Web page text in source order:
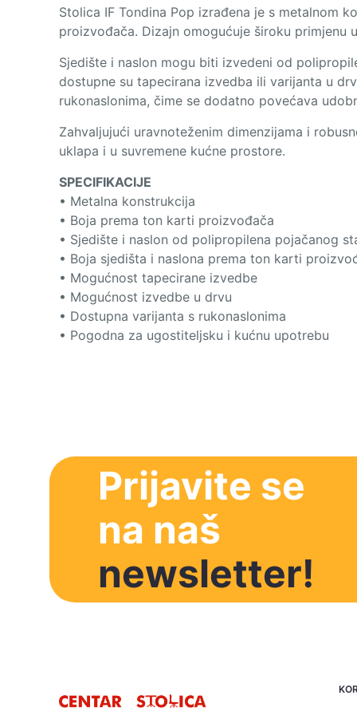
Stolica IF Tondina Pop izrađena je s metalnom
proizvođača. Dizajn omogućuje široku primjenu
Sjedište i naslon mogu biti izvedeni od
dostupne su tapecirana izvedba ili varijanta u
rukonaslonima, čime se dodatno povećava
Zahvaljujući uravnoteženim dimenzijama i
uklapa i u suvremene kućne prostore.
SPECIFIKACIJE
• Metalna konstrukcija
• Boja prema ton karti proizvođača
• Sjedište i naslon od polipropilena pojačanog
• Boja sjedišta i naslona prema ton karti
• Mogućnost tapecirane izvedbe
• Mogućnost izvedbe u drvu
• Dostupna varijanta s rukonaslonima
• Pogodna za ugostiteljsku i kućnu upotrebu
Prijavite se
na naš
newsletter!